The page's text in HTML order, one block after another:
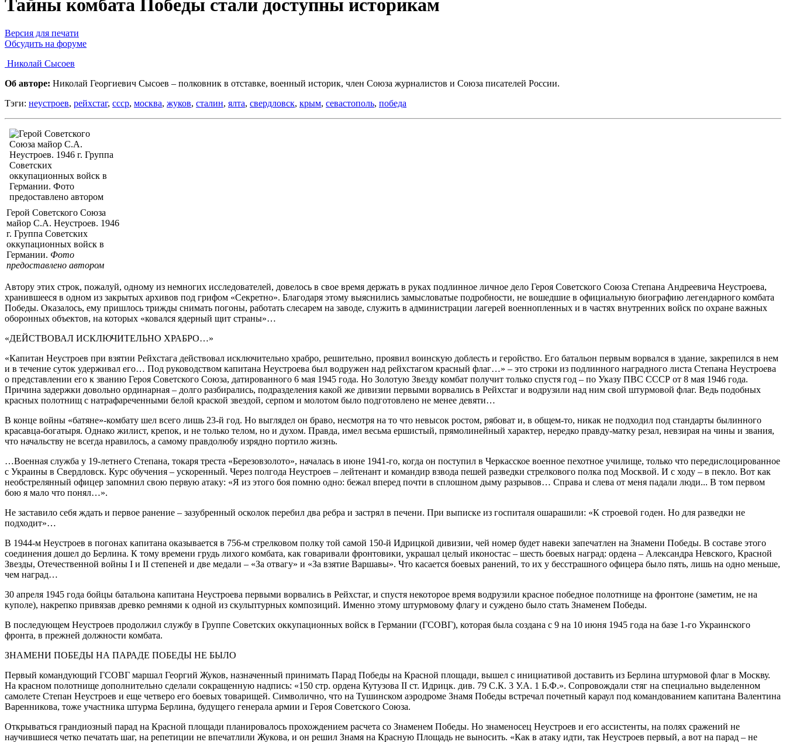
Тайны комбата Победы стали доступны историкам
Версия для печати
Обсудить на форуме
Николай Сысоев
Об авторе: Николай Георгиевич Сысоев – полковник в отставке, военный историк, член Союза журналистов и Союза писателей России.
Тэги: неустроев, рейхстаг, ссср, москва, жуков, сталин, ялта, свердловск, крым, севастополь, победа
Герой Советского Союза
майор С.А. Неустроев. 1946
г. Группа Советских
оккупационных войск в
Германии. Фото
предоставлено автором
Автору этих строк, пожалуй, одному из немногих исследователей, довелось в свое время держать в руках подлинное личное дело Героя Советского Союза Степана Андреевича Неустроева,
хранившееся в одном из закрытых архивов под грифом «Секретно». Благодаря этому выяснились замысловатые подробности, не вошедшие в официальную биографию легендарного комбата
Победы. Оказалось, ему пришлось трижды снимать погоны, работать слесарем на заводе, служить в администрации лагерей военнопленных и в частях внутренних войск по охране важных
оборонных объектов, на которых «ковался ядерный щит страны»…
«ДЕЙСТВОВАЛ ИСКЛЮЧИТЕЛЬНО ХРАБРО…»
«Капитан Неустроев при взятии Рейхстага действовал исключительно храбро, решительно, проявил воинскую доблесть и геройство. Его батальон первым ворвался в здание, закрепился в нем
и в течение суток удерживал его… Под руководством капитана Неустроева был водружен над рейхстагом красный флаг…» – это строки из подлинного наградного листа Степана Неустроева
о представлении его к званию Героя Советского Союза, датированного 6 мая 1945 года. Но Золотую Звезду комбат получит только спустя год – по Указу ПВС СССР от 8 мая 1946 года.
Причина задержки довольно ординарная – долго разбирались, подразделения какой же дивизии первыми ворвались в Рейхстаг и водрузили над ним свой штурмовой флаг. Ведь подобных
красных полотнищ с натрафареченными белой краской звездой, серпом и молотом было подготовлено не менее девяти…
В конце войны «батяне»-комбату шел всего лишь 23-й год. Но выглядел он браво, несмотря на то что невысок ростом, рябоват и, в общем-то, никак не подходил под стандарты былинного
красавца-богатыря. Однако жилист, крепок, и не только телом, но и духом. Правда, имел весьма ершистый, прямолинейный характер, нередко правду-матку резал, невзирая на чины и звания,
что начальству не всегда нравилось, а самому правдолюбу изрядно портило жизнь.
…Военная служба у 19-летнего Степана, токаря треста «Березовзолото», началась в июне 1941-го, когда он поступил в Черкасское военное пехотное училище, только что передислоцированное
с Украины в Свердловск. Курс обучения – ускоренный. Через полгода Неустроев – лейтенант и командир взвода пешей разведки стрелкового полка под Москвой. И с ходу – в пекло. Вот как
необстрелянный офицер запомнил свою первую атаку: «Я из этого боя помню одно: бежал вперед почти в сплошном дыму разрывов… Справа и слева от меня падали люди... В том первом
бою я мало что понял…».
Не заставило себя ждать и первое ранение – зазубренный осколок перебил два ребра и застрял в печени. При выписке из госпиталя ошарашили: «К строевой годен. Но для разведки не
подходит»…
В 1944-м Неустроев в погонах капитана оказывается в 756-м стрелковом полку той самой 150-й Идрицкой дивизии, чей номер будет навеки запечатлен на Знамени Победы. В составе этого
соединения дошел до Берлина. К тому времени грудь лихого комбата, как говаривали фронтовики, украшал целый иконостас – шесть боевых наград: ордена – Александра Невского, Красной
Звезды, Отечественной войны I и II степеней и две медали – «За отвагу» и «За взятие Варшавы». Что касается боевых ранений, то их у бесстрашного офицера было пять, лишь на одно меньше,
чем наград…
30 апреля 1945 года бойцы батальона капитана Неустроева первыми ворвались в Рейхстаг, и спустя некоторое время водрузили красное победное полотнище на фронтоне (заметим, не на
куполе), накрепко привязав древко ремнями к одной из скульптурных композиций. Именно этому штурмовому флагу и суждено было стать Знаменем Победы.
В последующем Неустроев продолжил службу в Группе Советских оккупационных войск в Германии (ГСОВГ), которая была создана с 9 на 10 июня 1945 года на базе 1-го Украинского
фронта, в прежней должности комбата.
ЗНАМЕНИ ПОБЕДЫ НА ПАРАДЕ ПОБЕДЫ НЕ БЫЛО
Первый командующий ГСОВГ маршал Георгий Жуков, назначенный принимать Парад Победы на Красной площади, вышел с инициативой доставить из Берлина штурмовой флаг в Москву.
На красном полотнище дополнительно сделали сокращенную надпись: «150 стр. ордена Кутузова II ст. Идрицк. див. 79 С.К. 3 У.А. 1 Б.Ф.». Сопровождали стяг на специально выделенном
самолете Степан Неустроев и еще четверо его боевых товарищей. Символично, что на Тушинском аэродроме Знамя Победы встречал почетный караул под командованием капитана Валентина
Варенникова, тоже участника штурма Берлина, будущего генерала армии и Героя Советского Союза.
Открываться грандиозный парад на Красной площади планировалось прохождением расчета со Знаменем Победы. Но знаменосец Неустроев и его ассистенты, на полях сражений не
научившиеся четко печатать шаг, на репетиции не впечатлили Жукова, и он решил Знамя на Красную Площадь не выносить. «Как в атаку идти, так Неустроев первый, а вот на парад – не